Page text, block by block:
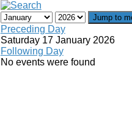
Jump to
Preceding Day
Saturday 17 January 2026
Following Day
No events were found